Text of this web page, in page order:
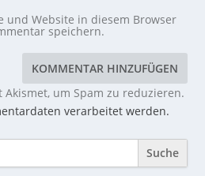
und Website in diesem Browser
speichern.
Akismet, um Spam zu reduzieren.
verarbeitet werden.